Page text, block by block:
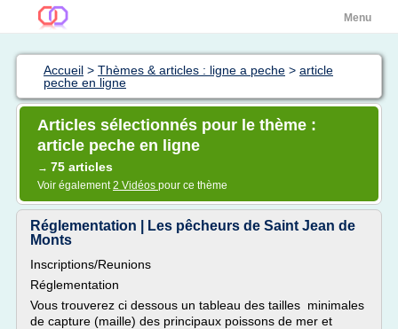
Menu
Accueil > Thèmes & articles : ligne a peche > article
peche en ligne
Articles sélectionnés pour le thème :
article peche en ligne
→ 75 articles
Voir également2 Vidéos pour ce thème
Réglementation | Les pêcheurs de Saint Jean de
Monts
Inscriptions/Reunions
Réglementation
Vous trouverez ci dessous un tableau des tailles minimales
de capture (maille) des principaux poissons de mer et